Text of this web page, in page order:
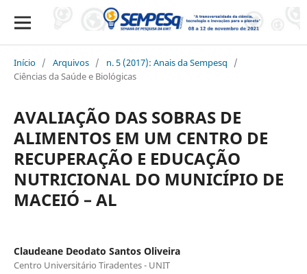
Início / Arquivos / n. 5 (2017): Anais da Sempesq
/
Ciências da Saúde e Biológicas
AVALIAÇÃO DAS SOBRAS DE
ALIMENTOS EM UM CENTRO DE
RECUPERAÇÃO E EDUCAÇÃO
NUTRICIONAL DO MUNICÍPIO DE
MACEIÓ – AL
Claudeane Deodato Santos Oliveira
Centro Universitário Tiradentes - UNIT